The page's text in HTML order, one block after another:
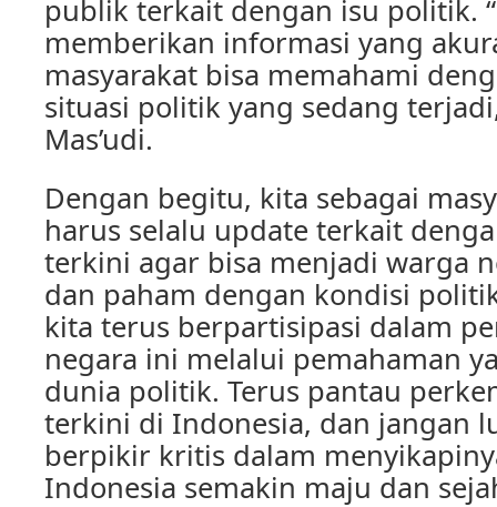
publik terkait dengan isu politik.
memberikan informasi yang
masyarakat bisa memahami
situasi politik yang sedang
Mas’udi.
Dengan begitu, kita sebagai
harus selalu update terkait
terkini agar bisa menjadi warga
dan paham dengan kondisi
kita terus berpartisipasi dalam
negara ini melalui pemahaman
dunia politik. Terus pantau
terkini di Indonesia, dan jangan
berpikir kritis dalam
Indonesia semakin maju dan